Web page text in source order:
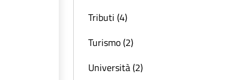
Tributi (4)
Turismo (2)
Università (2)